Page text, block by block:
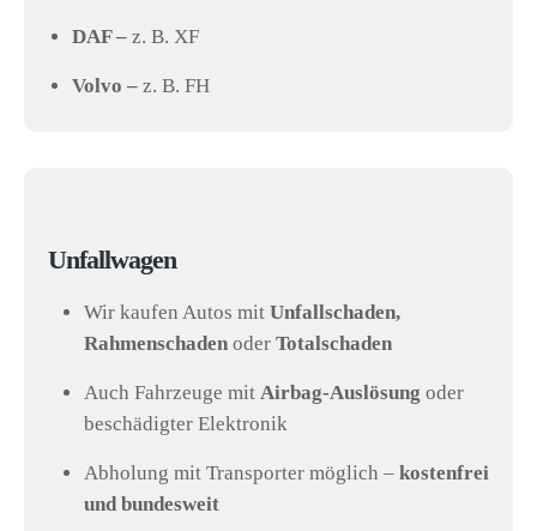
DAF – z. B. XF
Volvo – z. B. FH
Unfallwagen
Wir kaufen Autos mit Unfallschaden,
Rahmenschaden oder Totalschaden
Auch Fahrzeuge mit Airbag-Auslösung oder
beschädigter Elektronik
Abholung mit Transporter möglich – kostenfrei
und bundesweit